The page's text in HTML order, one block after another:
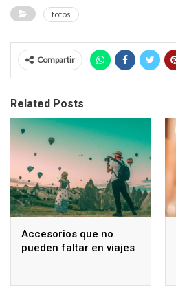
fotos
Compartir
Related Posts
Accesorios que no
pueden faltar en viajes